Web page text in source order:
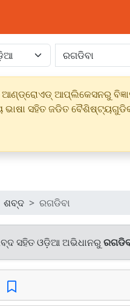
ଆପ୍ଲିକେସନରୁ
ଭାଷା ସହିତ ଜଡିତ
ଶବ୍ଦ ରଗଡିବା
ସହିତ ଓଡ଼ିଆ ଅଭିଧାନରୁ